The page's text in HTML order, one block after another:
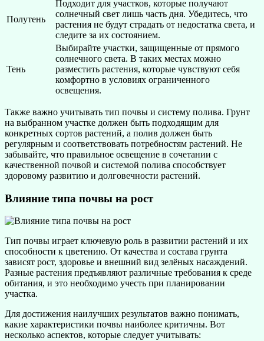
Полутень
Подходит для участков, которые получают
солнечный свет лишь часть дня. Убедитесь, что
растения не будут страдать от недостатка света, и
следите за их состоянием.
Тень
Выбирайте участки, защищенные от прямого
солнечного света. В таких местах можно
разместить растения, которые чувствуют себя
комфортно в условиях ограниченного
освещения.
Также важно учитывать тип почвы и систему полива. Грунт
на выбранном участке должен быть подходящим для
конкретных сортов растений, а полив должен быть
регулярным и соответствовать потребностям растений. Не
забывайте, что правильное освещение в сочетании с
качественной почвой и системой полива способствует
здоровому развитию и долговечности растений.
Влияние типа почвы на рост
Тип почвы играет ключевую роль в развитии растений и их
способности к цветению. От качества и состава грунта
зависят рост, здоровье и внешний вид зелёных насаждений.
Разные растения предъявляют различные требования к среде
обитания, и это необходимо учесть при планировании
участка.
Для достижения наилучших результатов важно понимать,
какие характеристики почвы наиболее критичны. Вот
несколько аспектов, которые следует учитывать: